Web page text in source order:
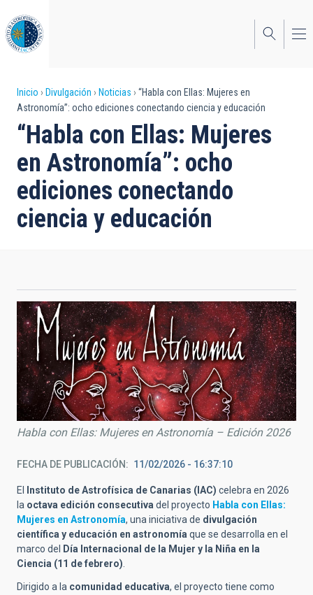
al
contenido
principal
Sobrescribir
enlaces
de
ayuda
a
la
Inicio Divulgación Noticias
“Habla con Ellas: Mujeres en
Astronomía”: ocho ediciones conectando ciencia y educación
“Habla con Ellas: Mujeres
en Astronomía”: ocho
ediciones conectando
ciencia y educación
Habla con Ellas: Mujeres en Astronomía – Edición 2026
FECHA DE PUBLICACIÓN 11/02/2026 - 16:37:10
El Instituto de Astrofísica de Canarias (IAC) celebra en 2026
la octava edición consecutivadel proyecto Habla con Ellas:
Mujeres en Astronomía, una iniciativa de divulgación
científica y educación en astronomíaque se desarrolla en el
marco del
Día Internacional de la Mujer y la Niña en la
Ciencia (11 de febrero).
Dirigido a la comunidad educativa, el proyecto tiene como